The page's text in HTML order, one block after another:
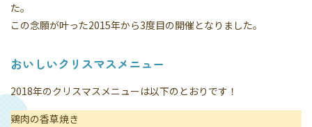
た。
この念願が叶った2015年から3度目の開催となりました。
おいしいクリスマスメニュー
2018年のクリスマスメニューは以下のとおりです！
鶏肉の香草焼き